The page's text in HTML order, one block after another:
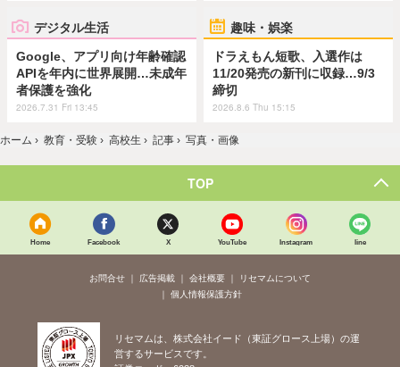
デジタル生活
Google、アプリ向け年齢確認
APIを年内に世界展開…未成年
者保護を強化
2026.7.31 Fri 13:45
趣味・娯楽
ドラえもん短歌、入選作は
11/20発売の新刊に収録…9/3
締切
2026.8.6 Thu 15:15
ホーム › 教育・受験 › 高校生 › 記事 › 写真・画像
TOP
Home Facebook X YouTube Instagram line
お問合せ 広告掲載 会社概要
リセマムについて
個人情報保護方針
リセマムは、株式会社イード（東証グロース上場）の運
営するサービスです。